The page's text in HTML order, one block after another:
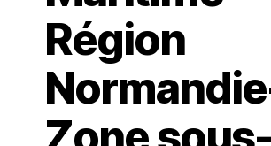
Région